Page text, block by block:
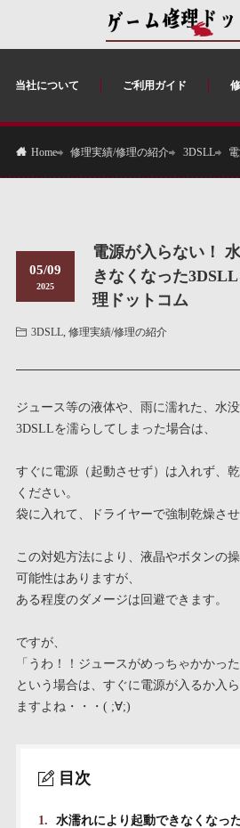
当社について ご利用ガイド
Home 修理実績/修理の紹介 3DSLL
05/09
2025
電源が入らない！
きなくなった
理ドットコム
3DSLL, 修理実績/修理の紹介
ジュース等の液体や、雨に濡れた、水
3DSLLを濡らしてしまった場合は、
すぐに電源（起動させず）は入れず、
ください。
袋に入れて、ドライヤーで強制乾燥さ
この対処方法により、液晶やボタンの
可能性はありますが、
ある程度のダメージは回避できます。
ですが、
「うわ！！ジュースがめっちゃかかった
という場合は、すぐに電源が入るか入
ますよね・・・( ;∀;)
目次
1. 水濡れにより起動できなくなっ